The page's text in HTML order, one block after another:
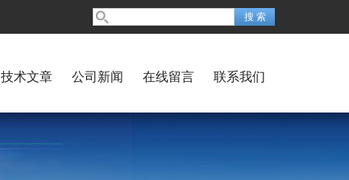
技术文章 公司新闻 在线留言 联系我们